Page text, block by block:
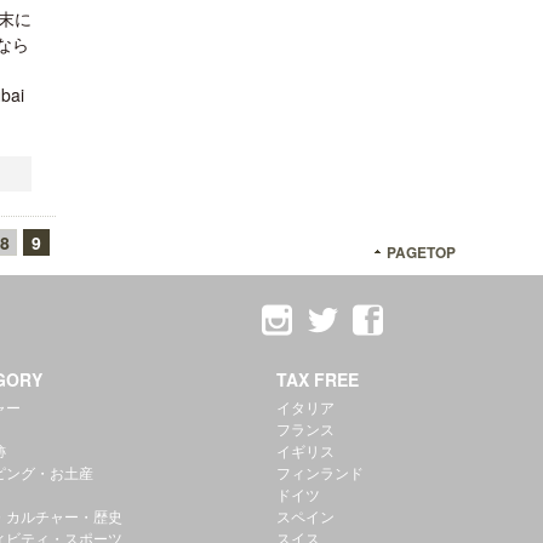
に
ら
8 9 PAGETOP
ー
ング・お土産
カルチャー・歴史
ビティ・スポーツ
TAX FREE
イタリア
フランス
イギリス
フィンランド
ドイツ
スペイン
スイス